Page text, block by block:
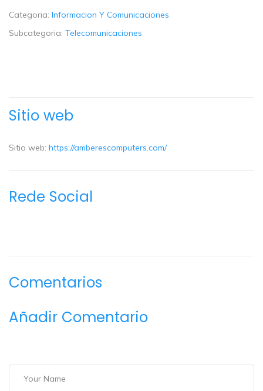
Categoria: Informacion Y Comunicaciones
Subcategoria: Telecomunicaciones
Sitio web
Sitio web: https://amberescomputers.com/
Rede Social
Comentarios
Añadir Comentario